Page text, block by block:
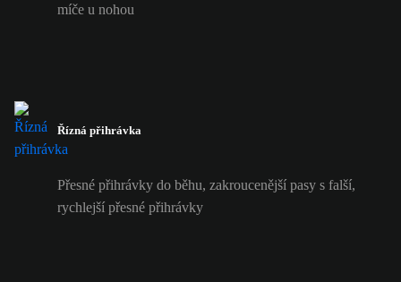
míče u nohou
Řízná přihrávka
Přesné přihrávky do běhu, zakroucenější pasy s falší,
rychlejší přesné přihrávky